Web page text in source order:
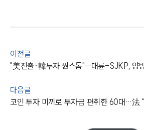
법인회생파산전문변
이전글
다음글